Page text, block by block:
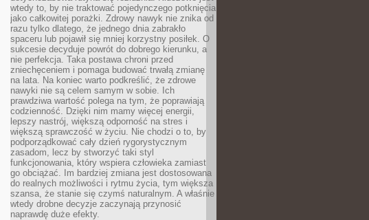
wtedy to, by nie traktować pojedynczego potknięcia
jako całkowitej porażki. Zdrowy nawyk nie znika od
razu tylko dlatego, że jednego dnia zabrakło
spaceru lub pojawił się mniej korzystny posiłek. O
sukcesie decyduje powrót do dobrego kierunku, a
nie perfekcja. Taka postawa chroni przed
zniechęceniem i pomaga budować trwałą zmianę
na lata. Na koniec warto podkreślić, że zdrowe
nawyki nie są celem samym w sobie. Ich
prawdziwa wartość polega na tym, że poprawiają
codzienność. Dzięki nim mamy więcej energii,
lepszy nastrój, większą odporność na stres i
większą sprawczość w życiu. Nie chodzi o to, by
podporządkować cały dzień rygorystycznym
zasadom, lecz by stworzyć taki styl
funkcjonowania, który wspiera człowieka zamiast
go obciążać. Im bardziej zmiana jest dostosowana
do realnych możliwości i rytmu życia, tym większa
szansa, że stanie się czymś naturalnym. A właśnie
wtedy drobne decyzje zaczynają przynosić
naprawdę duże efekty.